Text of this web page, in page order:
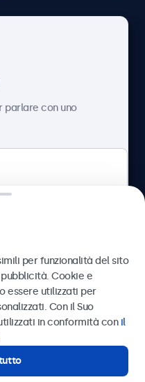
parlare con uno
per funzionalità del sito
Cookie e
essere utilizzati per
Con il Suo
in conformità con il